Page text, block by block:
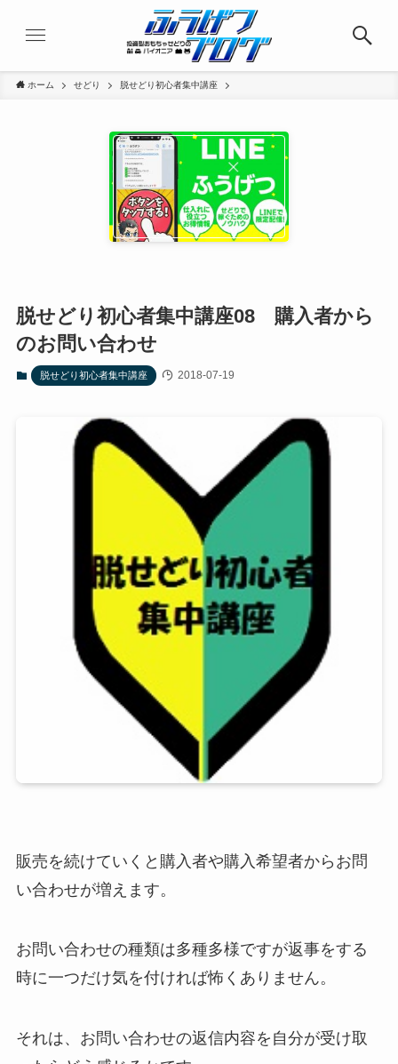
ホーム せどり 脱せどり初心者集中講座
脱せどり初心者集中講座08 購入者から
のお問い合わせ
脱せどり初心者集中講座 2018-07-19
販売を続けていくと購入者や購入希望者からお問
い合わせが増えます。
お問い合わせの種類は多種多様ですが返事をする
時に一つだけ気を付ければ怖くありません。
それは、お問い合わせの返信内容を自分が受け取